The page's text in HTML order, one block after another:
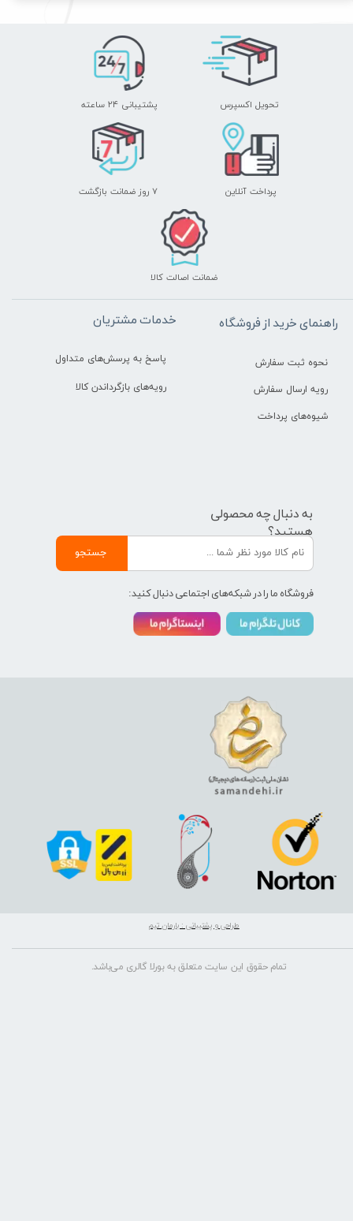
تمام حقوق این سایت متعلق به بورلا گالری می‌باشد.
طراحی و پشتیبانی : بارمان تیم
تحویل اکسپرس پشتیبانی ۲۴ ساعته
پرداخت آنلاین ۷ روز ضمانت بازگشت
ضمانت اصالت کالا
راهنمای خرید از فروشگاه
نحوه ثبت سفارش
رویه ارسال سفارش
شیوه‌های پرداخت
خدمات مشتریان
پاسخ به پرسش‌های متداول
رویه‌های بازگرداندن کالا
به دنبال چه محصولی
هستید؟
جستجو
فروشگاه ما را در شبکه‌های اجتماعی دنبال کنید: